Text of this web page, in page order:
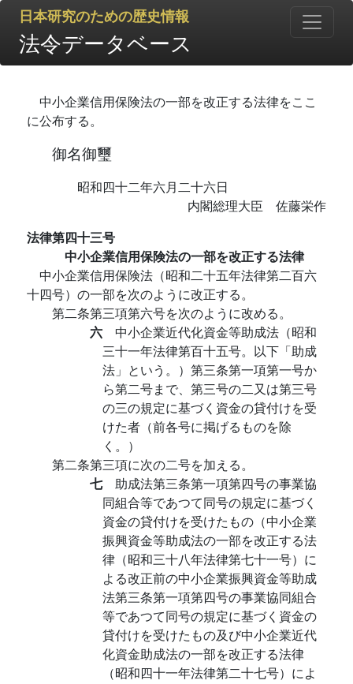
日本研究のための歴史情報
法令データベース
中小企業信用保険法の一部を改正する法律をここ
に公布する。
御名御璽
昭和四十二年六月二十六日
内閣総理大臣 佐藤栄作
法律第四十三号
中小企業信用保険法の一部を改正する法律
中小企業信用保険法（昭和二十五年法律第二百六
十四号）の一部を次のように改正する。
第二条第三項第六号を次のように改める。
六 中小企業近代化資金等助成法（昭和
三十一年法律第百十五号。以下「助成
法」という。）第三条第一項第一号か
ら第二号まで、第三号の二又は第三号
の三の規定に基づく資金の貸付けを受
けた者（前各号に掲げるものを除
く。）
第二条第三項に次の二号を加える。
七 助成法第三条第一項第四号の事業協
同組合等であつて同号の規定に基づく
資金の貸付けを受けたもの（中小企業
振興資金等助成法の一部を改正する法
律（昭和三十八年法律第七十一号）に
よる改正前の中小企業振興資金等助成
法第三条第一項第四号の事業協同組合
等であつて同号の規定に基づく資金の
貸付けを受けたもの及び中小企業近代
化資金助成法の一部を改正する法律
（昭和四十一年法律第二十七号）によ